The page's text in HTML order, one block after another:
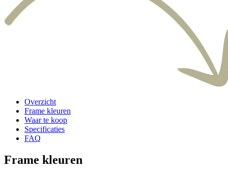
Overzicht
Frame kleuren
Waar te koop
Specificaties
FAQ
Frame kleuren